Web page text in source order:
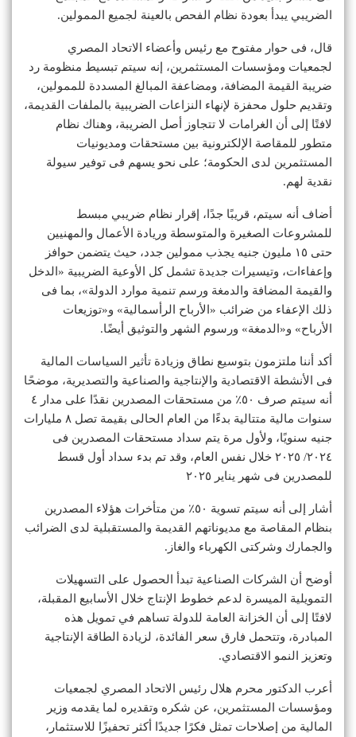
الضريبي يبدأ بعودة نظام الفحص بالعينة لجميع الممولين.
قال، فى حوار مفتوح مع رئيس وأعضاء الاتحاد المصري
لجمعيات ومؤسسات المستثمرين، إنه سيتم تبسيط منظومة رد
ضريبة القيمة المضافة، ومضاعفة المبالغ المسددة للممولين،
وتقديم حلول محفزة لإنهاء النزاعات الضريبية بالملفات القديمة،
لافتًا إلى أن الغرامات لا تتجاوز أصل الضريبة، وهناك نظام
متطور للمقاصة الإلكترونية بين مستحقات ومديونيات
المستثمرين لدى الحكومة؛ على نحو يسهم فى توفير سيولة
نقدية لهم.
أضاف أنه سيتم، قريبًا جدًا، إقرار نظام ضريبي مبسط
للمشروعات الصغيرة والمتوسطة وريادة الأعمال والمهنيين
حتى ١٥ مليون جنيه يجذب ممولين جدد، حيث يتضمن حوافز
وإعفاءات، وتيسيرات جديدة تشمل كل الأوعية الضريبية «الدخل
والقيمة المضافة والدمغة ورسم تنمية موارد الدولة»، بما فى
ذلك الإعفاء من ضرائب «الأرباح الرأسمالية» و«توزيعات
الأرباح» و«الدمغة» ورسوم الشهر والتوثيق أيضًا.
أكد أننا ملتزمون بتوسيع نطاق وزيادة تأثير السياسات المالية
فى الأنشطة الاقتصادية والإنتاجية والصناعية والتصديرية، موضحًا
أنه سيتم صرف ٥٠٪ من مستحقات المصدرين نقدًا على مدار ٤
سنوات مالية متتالية بدءًا من العام الحالى بقيمة تصل ٨ مليارات
جنيه سنويًا، ولأول مرة يتم سداد مستحقات المصدرين فى
٢٠٢٤/ ٢٠٢٥ خلال نفس العام، وقد تم بدء سداد أول قسط
للمصدرين فى شهر يناير ٢٠٢٥
أشار إلى أنه سيتم تسوية ٥٠٪ من متأخرات هؤلاء المصدرين
بنظام المقاصة مع مديوناتهم القديمة والمستقبلية لدى الضرائب
والجمارك وشركتى الكهرباء والغاز.
أوضح أن الشركات الصناعية تبدأ الحصول على التسهيلات
التمويلية الميسرة لدعم خطوط الإنتاج خلال الأسابيع المقبلة،
لافتًا إلى أن الخزانة العامة للدولة تساهم في تمويل هذه
المبادرة، وتتحمل فارق سعر الفائدة، لزيادة الطاقة الإنتاجية
وتعزيز النمو الاقتصادي.
أعرب الدكتور محرم هلال رئيس الاتحاد المصري لجمعيات
ومؤسسات المستثمرين، عن شكره وتقديره لما يقدمه وزير
المالية من إصلاحات تمثل فكرًا جديدًا أكثر تحفيزًا للاستثمار،